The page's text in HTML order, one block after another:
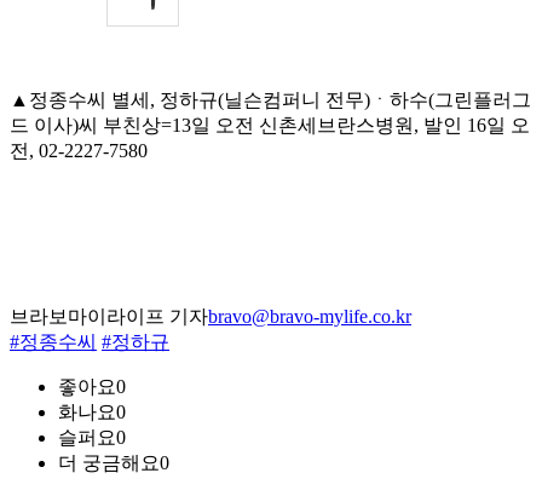
▲정종수씨 별세, 정하규(닐슨컴퍼니 전무)ㆍ하수(그린플러그
드 이사)씨 부친상=13일 오전 신촌세브란스병원, 발인 16일 오
전, 02-2227-7580
브라보마이라이프 기자bravo@bravo-mylife.co.kr
#정종수씨 #정하규
좋아요0
화나요0
슬퍼요0
더 궁금해요0